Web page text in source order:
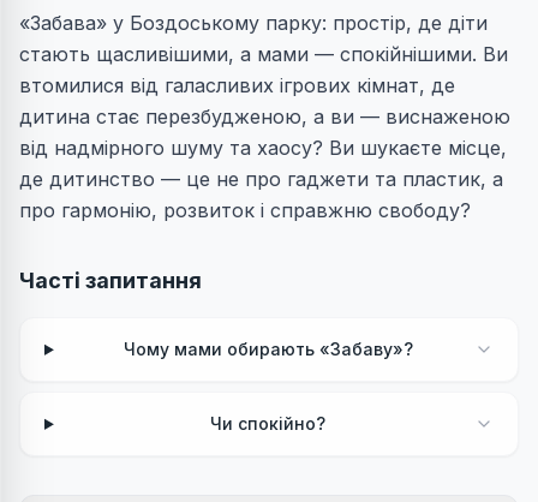
«Забава» у Боздоському парку: простір, де діти
стають щасливішими, а мами — спокійнішими. Ви
втомилися від галасливих ігрових кімнат, де
дитина стає перезбудженою, а ви — виснаженою
від надмірного шуму та хаосу? Ви шукаєте місце,
де дитинство — це не про гаджети та пластик, а
про гармонію, розвиток і справжню свободу?
Часті запитання
Чому мами обирають «Забаву»?
Чи спокійно?